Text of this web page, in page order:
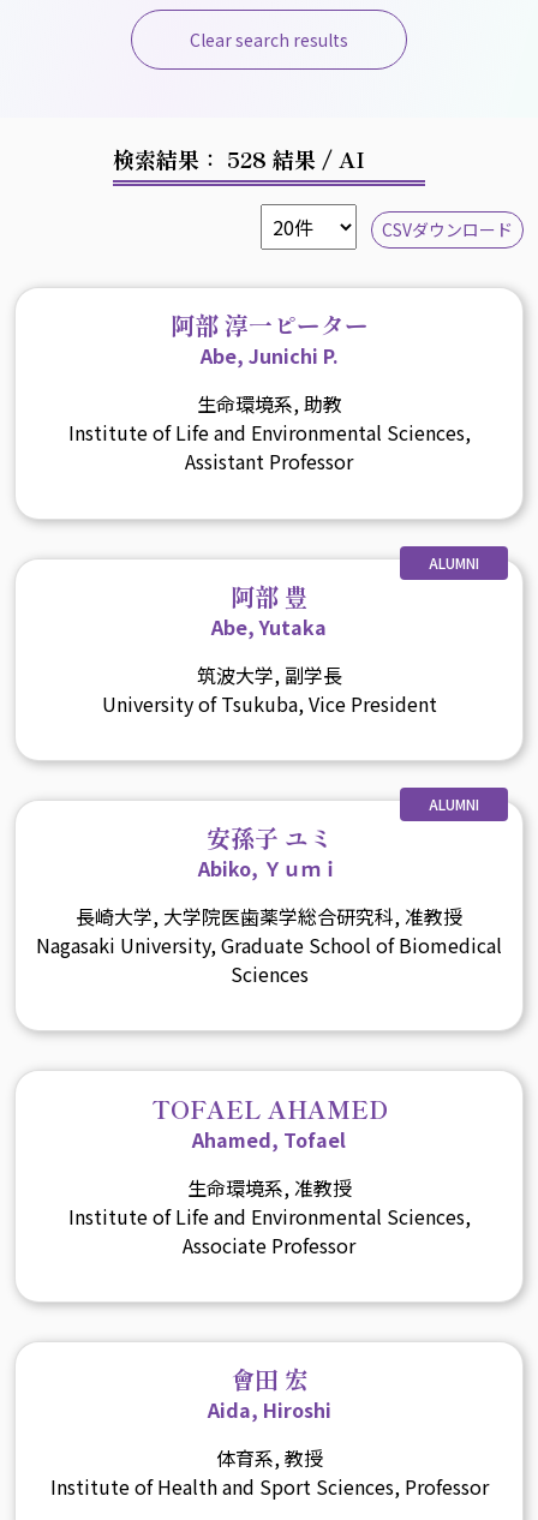
Clear search results
検索結果： 528 結果 / AI
CSVダウンロード
阿部 淳一ピーター
Abe, Junichi P.
生命環境系, 助教
Institute of Life and Environmental Sciences,
Assistant Professor
ALUMNI
阿部 豊
Abe, Yutaka
筑波大学, 副学長
University of Tsukuba, Vice President
ALUMNI
安孫子 ユミ
Abiko, Ｙｕｍｉ
長崎大学, 大学院医歯薬学総合研究科, 准教授
Nagasaki University, Graduate School of Biomedical
Sciences
TOFAEL AHAMED
Ahamed, Tofael
生命環境系, 准教授
Institute of Life and Environmental Sciences,
Associate Professor
會田 宏
Aida, Hiroshi
体育系, 教授
Institute of Health and Sport Sciences, Professor